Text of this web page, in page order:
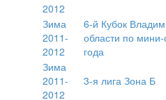
2012
Зима
2011-
2012
6-й Кубок
области по
года
Зима
2011-
2012
3-я лига Зона Б